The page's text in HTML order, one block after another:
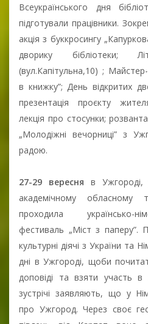
Всеукраїнського дня
підготували працівники.
акція з буккросингу
дворику бібліотеки;
(вул.Капітульна,10) ;
в книжку”; День відкритих
презентація проєкту
лекція про стосунки;
„Молодіжні вечорниці” з
радою.
27-29 вересня в Ужгороді,
академічному обласному
проходила українсько-
фестиваль „Міст з паперу”.
культурні діячі з України та
дні в Ужгороді, щоби
доповіді та взяти участь в
зустрічі заявляють, що у
про Ужгород. Через своє